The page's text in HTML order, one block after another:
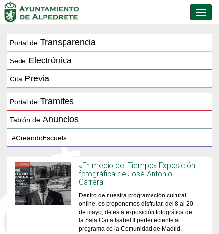
de
Portal de Transparencia
Sede Electrónica
Cita Previa
Portal de Trámites
Tablón de Anuncios
«En medio del Tiempo» Exposición
fotográfica de José Antonio
Carrera
Dentro de nuestra programación cultural
online, os proponemos disfrutar, del 8 al 20
de mayo, de esta exposición fotográfica de
la Sala Cana Isabel II perteneciente al
programa de la Comunidad de Madrid,